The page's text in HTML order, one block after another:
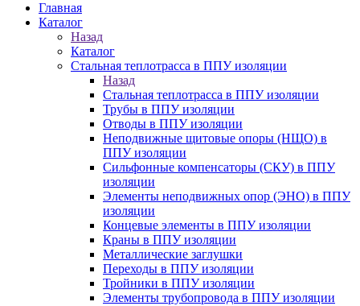
Главная
Каталог
Назад
Каталог
Стальная теплотрасса в ППУ изоляции
Назад
Стальная теплотрасса в ППУ изоляции
Трубы в ППУ изоляции
Отводы в ППУ изоляции
Неподвижные щитовые опоры (НЩО) в
ППУ изоляции
Cильфонные компенсаторы (СКУ) в ППУ
изоляции
Элементы неподвижных опор (ЭНО) в ППУ
изоляции
Концевые элементы в ППУ изоляции
Краны в ППУ изоляции
Металлические заглушки
Переходы в ППУ изоляции
Тройники в ППУ изоляции
Элементы трубопровода в ППУ изоляции